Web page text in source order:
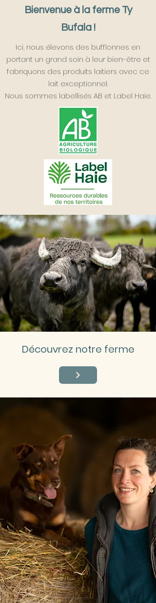
Bienvenue à la ferme Ty
Bufala !
Ici, nous élevons des bufflonnes en
portant un grand soin à leur bien-être et
fabriquons des produits laitiers avec ce
lait exceptionnel.
Nous sommes labellisés AB et Label Haie.
Découvrez notre ferme